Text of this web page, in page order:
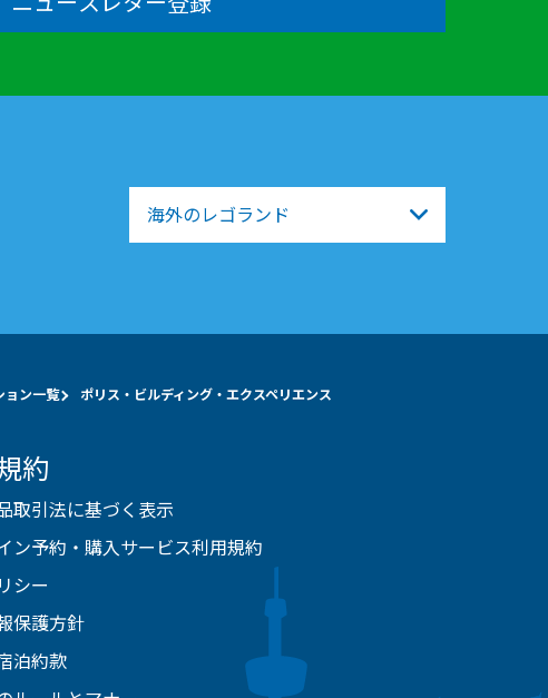
海外のレゴランド
ョン一覧 ポリス・ビルディング・エクスペリエンス
約
取引法に基づく表示
ン予約・購入サービス利用規約
シー
保護方針
泊約款